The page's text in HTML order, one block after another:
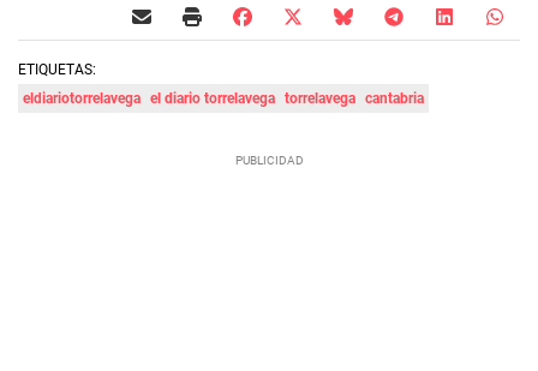
ETIQUETAS:
eldiariotorrelavega el diario torrelavega torrelavega cantabria